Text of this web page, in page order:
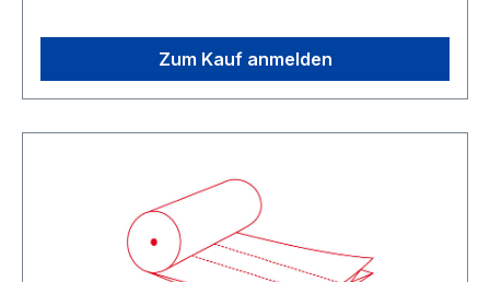
Zum Kauf anmelden